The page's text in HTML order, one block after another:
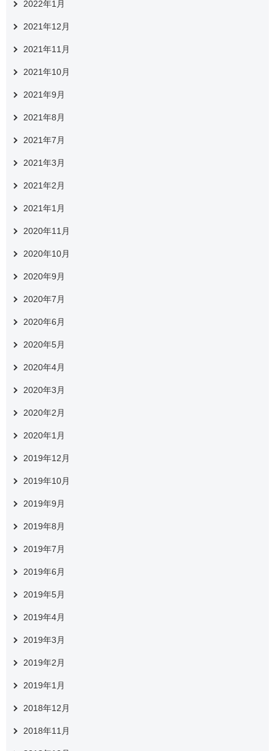
2022年1月
2021年12月
2021年11月
2021年10月
2021年9月
2021年8月
2021年7月
2021年3月
2021年2月
2021年1月
2020年11月
2020年10月
2020年9月
2020年7月
2020年6月
2020年5月
2020年4月
2020年3月
2020年2月
2020年1月
2019年12月
2019年10月
2019年9月
2019年8月
2019年7月
2019年6月
2019年5月
2019年4月
2019年3月
2019年2月
2019年1月
2018年12月
2018年11月